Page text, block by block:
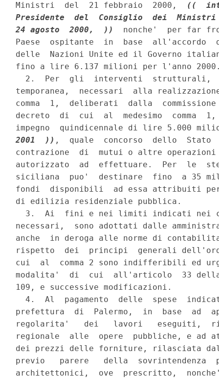
Ministri  del  21 febbraio  2000, ((
Presidente  del  Consiglio  dei
24 agosto  2000,  ))
nonche'  per far
Paese  ospitante  in  base  all'accordo
delle  Nazioni Unite ed il Governo
fino a lire 6.137 milioni per l'anno
2.  Per  gli  interventi  strutturali,
temporanea,  necessari  alla
comma  1,  deliberati  dalla
decreto  di  cui  al  medesimo  comma
impegno  quindicennale di lire 5.000
2001  )) ,  quale  concorso  dello
contrazione  di  mutui o altre operazioni
autorizzato  ad  effettuare.  Per  le
siciliana  puo'  destinare  fino  a 35
fondi  disponibili  ad essa attribuiti per
di edilizia residenziale pubblica.
3.  Ai  fini e nei limiti indicati nei
necessari,  sono adottati dalle
anche  in deroga alle norme di
rispetto  dei  principi  generali
cui  al  comma 2 sono indifferibili ed
modalita'  di  cui  all'articolo  33 della
109, e successive modificazioni.
4.  Al  pagamento  delle  spese
prefettura  di  Palermo,  in  base  ad
regolarita'   dei   lavori   eseguiti,
regionale  alle  opere  pubbliche, e ad
dei prezzi delle forniture, rilasciata
previo   parere   della  sovrintendenza
architettonici,  ove  prescritto,